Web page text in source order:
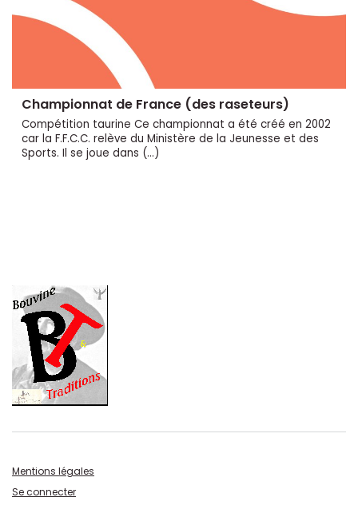
Championnat de France (des raseteurs)
Compétition taurine Ce championnat a été créé en 2002
car la F.F.C.C. relève du Ministère de la Jeunesse et des
Sports. Il se joue dans (…)
Mentions légales
Se connecter